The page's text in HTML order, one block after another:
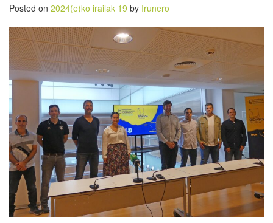
Posted on 2024(e)ko irailak 19 by Irunero